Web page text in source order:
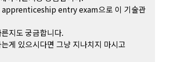
apprenticeship entry exam으로 이 기술관
지도 궁금합니다.
게 있으시다면 그냥 지나치지 마시고